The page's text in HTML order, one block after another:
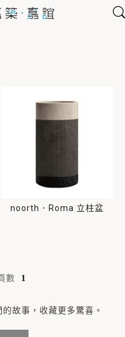
noorth．Roma 立柱盆
數 1
故事，收藏更多驚喜。